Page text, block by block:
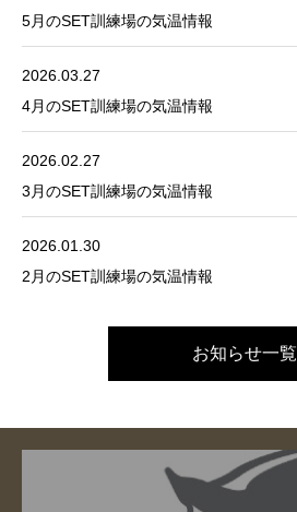
5月のSET訓練場の気温情報
2026.03.27
4月のSET訓練場の気温情報
2026.02.27
3月のSET訓練場の気温情報
2026.01.30
2月のSET訓練場の気温情報
お知らせ一覧